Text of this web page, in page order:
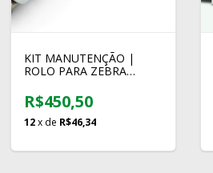
KIT MANUTENÇÃO |
ROLO PARA ZEBRA
P1058930-080
R$450,50
12 x de R$46,34